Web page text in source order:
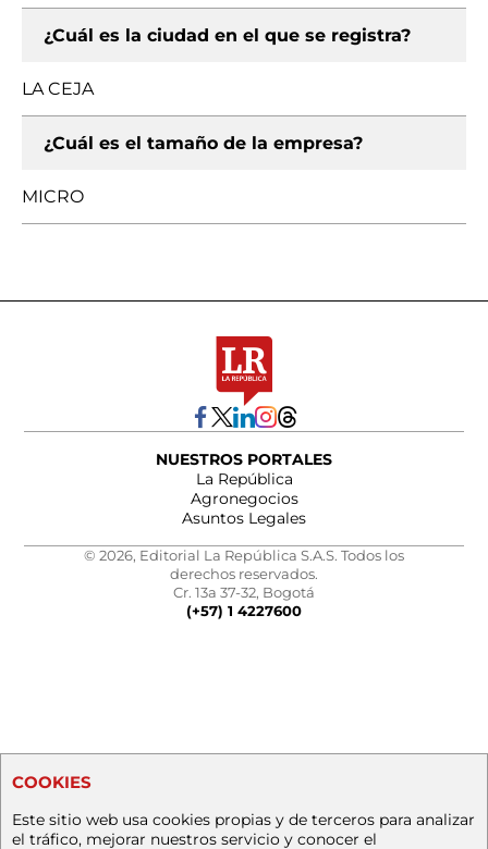
¿Cuál es la ciudad en el que se registra?
LA CEJA
¿Cuál es el tamaño de la empresa?
MICRO
NUESTROS PORTALES
La República
Agronegocios
Asuntos Legales
© 2026, Editorial La República S.A.S. Todos los
derechos reservados.
Cr. 13a 37-32, Bogotá
(+57) 1 4227600
COOKIES
Este sitio web usa cookies propias y de terceros para analizar
el tráfico, mejorar nuestros servicio y conocer el